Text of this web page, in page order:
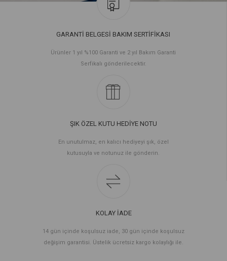
GARANTİ BELGESİ BAKIM SERTİFİKASI
Ürünler 1 yıl %100 Garanti ve 2 yıl Bakım Garanti
Serfikalı gönderilecektir.
ŞIK ÖZEL KUTU HEDİYE NOTU
En unutulmaz, en kalıcı hediyeyi şık, özel
kutusuyla ve notunuz ile gönderin.
KOLAY İADE
14 gün içinde koşulsuz iade, 30 gün içinde koşulsuz
değişim garantisi. Üstelik ücretsiz kargo kolaylığı ile.